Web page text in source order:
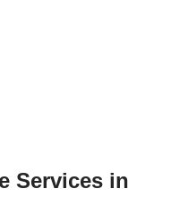
Services in